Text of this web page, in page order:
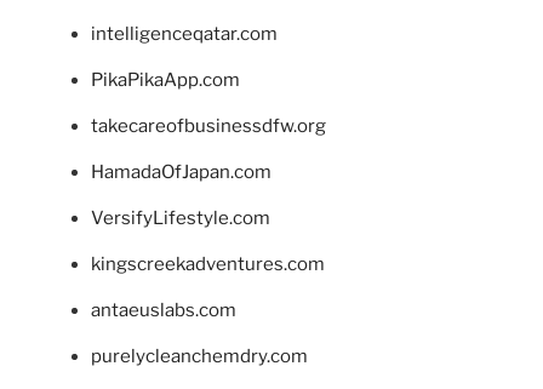
intelligenceqatar.com
PikaPikaApp.com
takecareofbusinessdfw.org
HamadaOfJapan.com
VersifyLifestyle.com
kingscreekadventures.com
antaeuslabs.com
purelycleanchemdry.com